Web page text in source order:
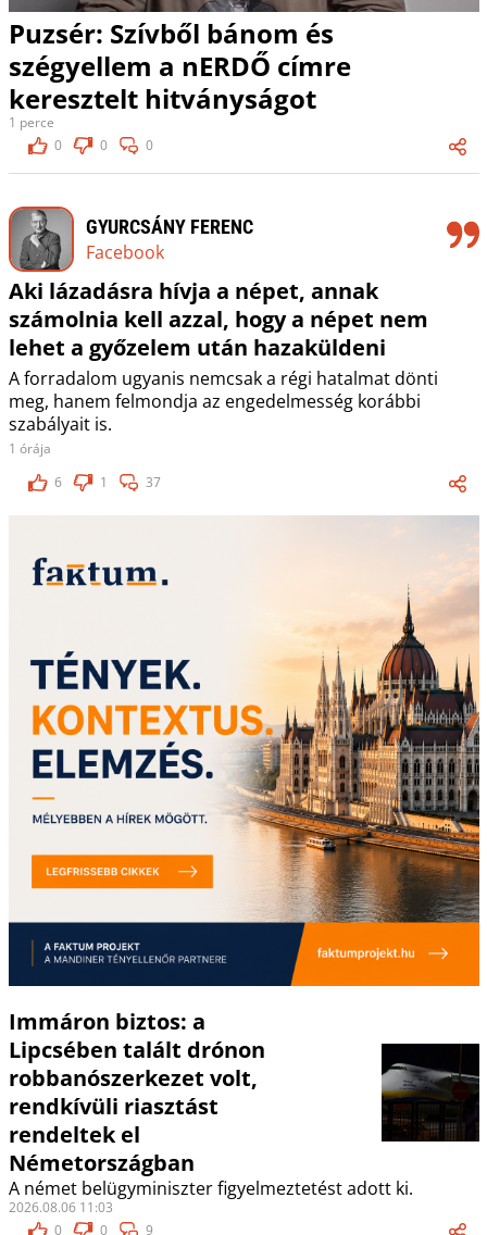
Puzsér: Szívből bánom és
szégyellem a nERDŐ címre
keresztelt hitványságot
1 perce
0
0 0
GYURCSÁNY FERENC
Facebook
Aki lázadásra hívja a népet, annak
számolnia kell azzal, hogy a népet nem
lehet a győzelem után hazaküldeni
A forradalom ugyanis nemcsak a régi hatalmat dönti
meg, hanem felmondja az engedelmesség korábbi
szabályait is.
1 órája
6
1 37
Immáron biztos: a
Lipcsében talált drónon
robbanószerkezet volt,
rendkívüli riasztást
rendeltek el
Németországban
A német belügyminiszter figyelmeztetést adott ki.
2026.08.06 11:03
0
0 9